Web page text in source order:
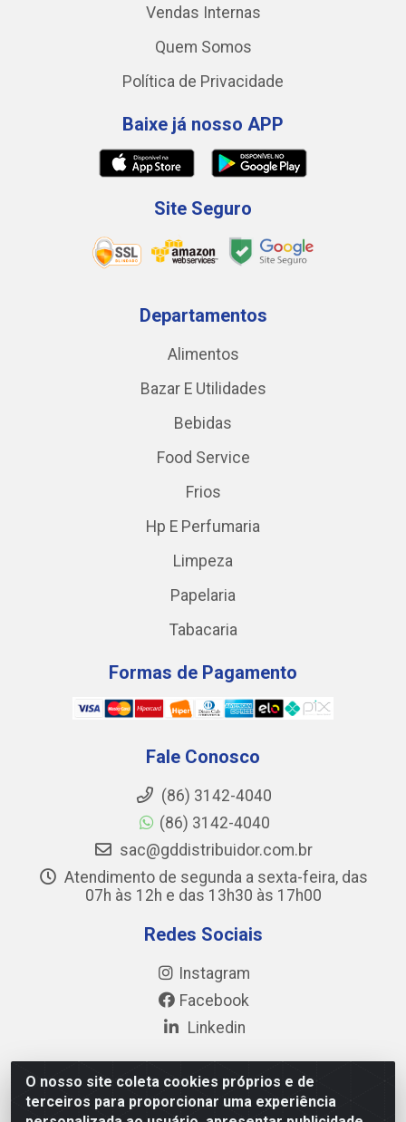
O nosso site coleta cookies próprios e de
terceiros para proporcionar uma experiência
Vendas Internas
Quem Somos
Política de Privacidade
Baixe já nosso APP
Site Seguro
Departamentos
Alimentos
Bazar E Utilidades
Bebidas
Food Service
Frios
Hp E Perfumaria
Limpeza
Papelaria
Tabacaria
Formas de Pagamento
Fale Conosco
(86) 3142-4040
(86) 3142-4040
sac@gddistribuidor.com.br
Atendimento de segunda a sexta-feira, das
07h às 12h e das 13h30 às 17h00
Redes Sociais
Instagram
Facebook
Linkedin
GD DISTRIBUIDOR DE ALIMENTOS LTDA - Avenida